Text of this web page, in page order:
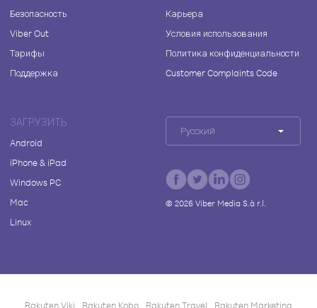
Безопасность
Viber Out
Тарифы
Поддержка
Карьера
Условия использования
Политика конфиденциальности
Customer Complaints Code
ЗАГРУЗИТЬ
Android
iPhone & iPad
Windows PC
Mac
Linux
Русский
© 2026Viber Media S.à r.l.
Rakuten Viki Rakuten Kobo Rakuten Travel Rakuten Marketing